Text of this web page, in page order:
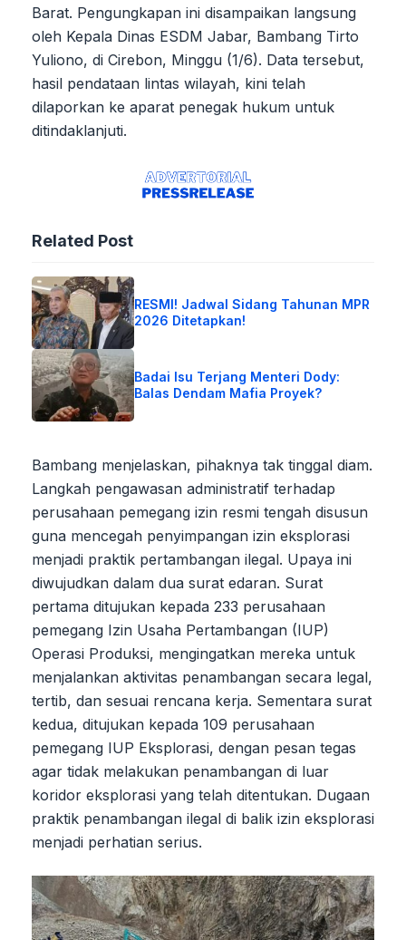
Barat. Pengungkapan ini disampaikan langsung
oleh Kepala Dinas ESDM Jabar, Bambang Tirto
Yuliono, di Cirebon, Minggu (1/6). Data tersebut,
hasil pendataan lintas wilayah, kini telah
dilaporkan ke aparat penegak hukum untuk
ditindaklanjuti.
Related Post
RESMI! Jadwal Sidang Tahunan MPR
2026 Ditetapkan!
Badai Isu Terjang Menteri Dody:
Balas Dendam Mafia Proyek?
Bambang menjelaskan, pihaknya tak tinggal diam.
Langkah pengawasan administratif terhadap
perusahaan pemegang izin resmi tengah disusun
guna mencegah penyimpangan izin eksplorasi
menjadi praktik pertambangan ilegal. Upaya ini
diwujudkan dalam dua surat edaran. Surat
pertama ditujukan kepada 233 perusahaan
pemegang Izin Usaha Pertambangan (IUP)
Operasi Produksi, mengingatkan mereka untuk
menjalankan aktivitas penambangan secara legal,
tertib, dan sesuai rencana kerja. Sementara surat
kedua, ditujukan kepada 109 perusahaan
pemegang IUP Eksplorasi, dengan pesan tegas
agar tidak melakukan penambangan di luar
koridor eksplorasi yang telah ditentukan. Dugaan
praktik penambangan ilegal di balik izin eksplorasi
menjadi perhatian serius.